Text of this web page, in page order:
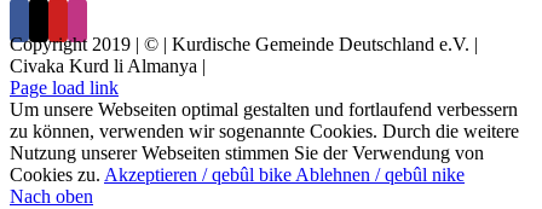
Copyright 2019 | © | Kurdische Gemeinde Deutschland e.V. |
Civaka Kurd li Almanya |
Page load link
Um unsere Webseiten optimal gestalten und fortlaufend verbessern
zu können, verwenden wir sogenannte Cookies. Durch die weitere
Nutzung unserer Webseiten stimmen Sie der Verwendung von
Cookies zu. Akzeptieren / qebûl bikeAblehnen / qebûl nike
Nach oben